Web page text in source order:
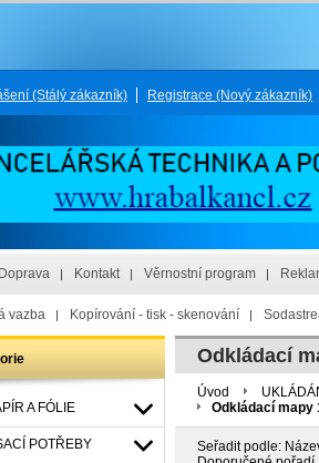
(Stálý zákazník) Registrace (Nový zákazník)
Doprava Kontakt Věrnostní program
vazba Kopírování - tisk - skenování
A FÓLIE
POTŘEBY
Odkládací
Úvod
Odkládací mapy
Seřadit podle: